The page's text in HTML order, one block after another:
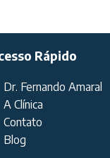
Rápido
Dr. Fernando Amaral
A Clínica
Contato
Blog